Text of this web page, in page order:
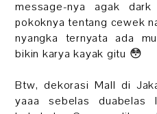
message-nya agak
pokoknya tentang cewek
nyangka ternyata ada
bikin karya kayak gitu 😳
Btw, dekorasi Mall di
yaaa sebelas